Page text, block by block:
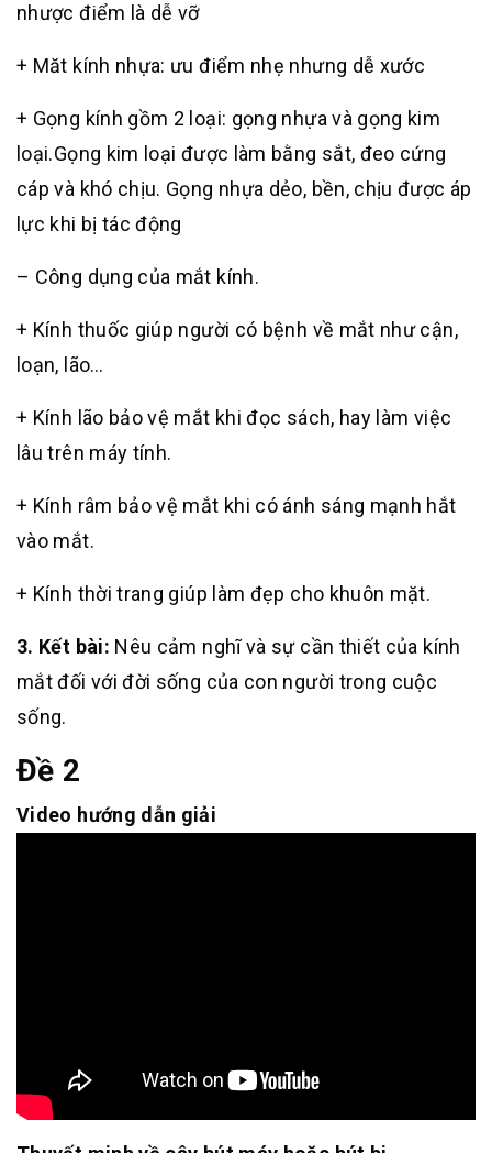
nhược điểm là dễ vỡ
+ Măt kính nhựa: ưu điểm nhẹ nhưng dễ xước
+ Gọng kính gồm 2 loại: gọng nhựa và gọng kim
loại.Gọng kim loại được làm bằng sắt, đeo cứng
cáp và khó chịu. Gọng nhựa dẻo, bền, chịu được áp
lực khi bị tác động
– Công dụng của mắt kính.
+ Kính thuốc giúp người có bệnh về mắt như cận,
loạn, lão…
+ Kính lão bảo vệ mắt khi đọc sách, hay làm việc
lâu trên máy tính.
+ Kính râm bảo vệ mắt khi có ánh sáng mạnh hắt
vào mắt.
+ Kính thời trang giúp làm đẹp cho khuôn mặt.
3. Kết bài: Nêu cảm nghĩ và sự cần thiết của kính
mắt đối với đời sống của con người trong cuộc
sống.
Đề 2
Video hướng dẫn giải